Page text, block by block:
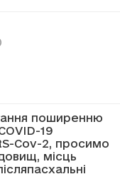
поширенню
19
Cov-2, просимо
місць